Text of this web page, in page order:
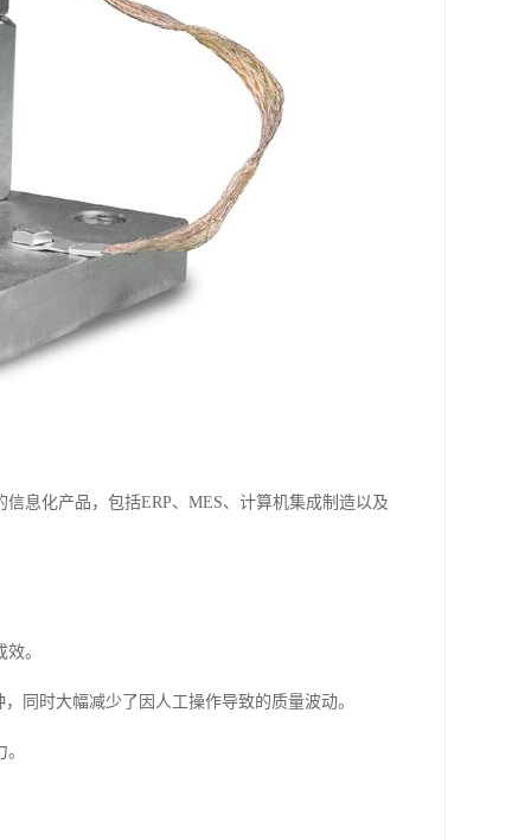
息化产品，包括ERP、MES、计算机集成制造以及
。
同时大幅减少了因人工操作导致的质量波动。